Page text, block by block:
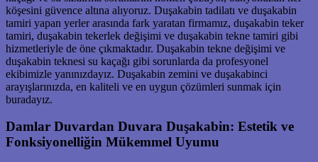
köşesini güvence altına alıyoruz. Duşakabin tadilatı ve duşakabin
tamiri yapan yerler arasında fark yaratan firmamız, duşakabin teker
tamiri, duşakabin tekerlek değişimi ve duşakabin tekne tamiri gibi
hizmetleriyle de öne çıkmaktadır. Duşakabin tekne değişimi ve
duşakabin teknesi su kaçağı gibi sorunlarda da profesyonel
ekibimizle yanınızdayız. Duşakabin zemini ve duşakabinci
arayışlarınızda, en kaliteli ve en uygun çözümleri sunmak için
buradayız.
Damlar Duvardan Duvara Duşakabin: Estetik ve
Fonksiyonelliğin Mükemmel Uyumu